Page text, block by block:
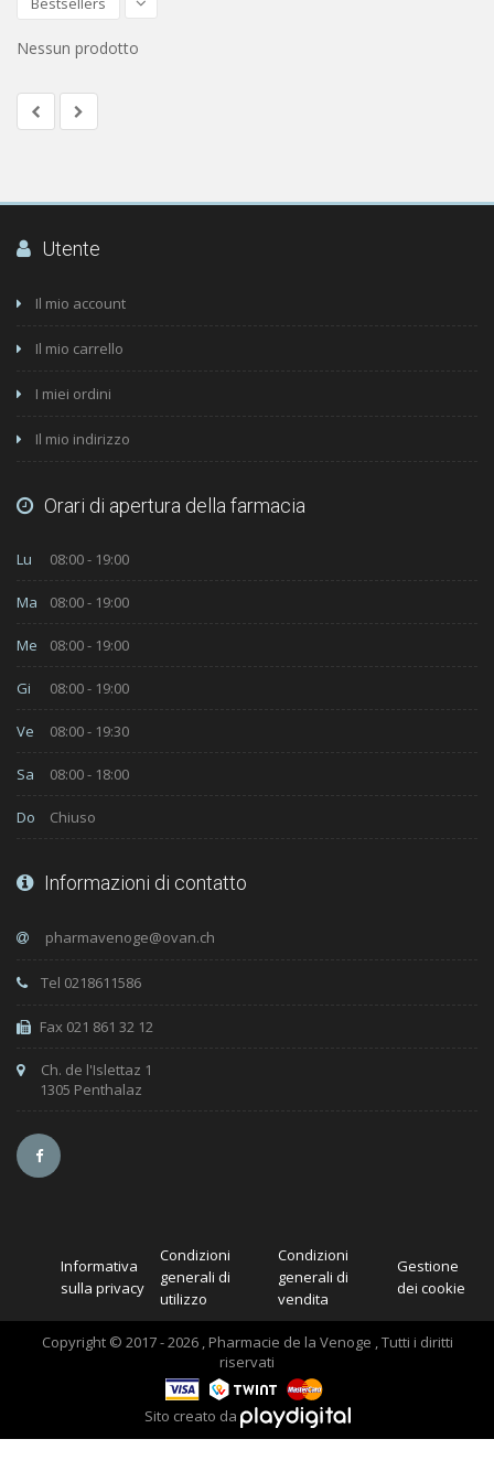
Nessun prodotto
Utente
Il mio account
Il mio carrello
I miei ordini
Il mio indirizzo
Orari di apertura della farmacia
Lu 08:00 - 19:00
Ma 08:00 - 19:00
Me 08:00 - 19:00
Gi 08:00 - 19:00
Ve 08:00 - 19:30
Sa 08:00 - 18:00
Do Chiuso
Informazioni di contatto
Tel 0218611586
Fax 021 861 32 12
Ch. de l'Islettaz 1
1305 Penthalaz
Informativa
sulla privacy
Condizioni
generali di
utilizzo
Condizioni
generali di
vendita
Gestione
dei cookie
Copyright © 2017 - 2026 , Pharmacie de la Venoge , Tutti i diritti
riservati
Sito creato da